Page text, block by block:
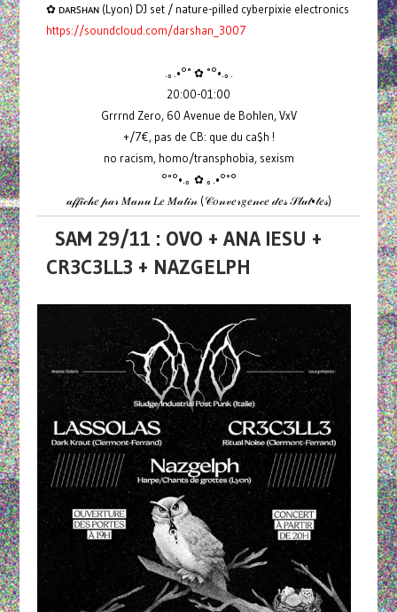
✿ ᴅᴀʀꜱʜᴀɴ (Lyon) DJ set / nature-pilled cyberpixie electronics
https://soundcloud.com/darshan_3007
.｡.•°˚ ✿ ˚°•.｡.
20:00-01:00
Grrrnd Zero, 60 Avenue de Bohlen, VxV
+/7€, pas de CB: que du ca$h !
no racism, homo/transphobia, sexism
°˚°•.｡ ✿ ｡.•°˚°
𝒶𝒻𝒻𝒾𝒸𝒽𝑒 𝓅𝒶𝓇 𝑀𝒶𝓃𝓊 𝐿𝑒 𝑀𝒶𝓉𝒾𝓃 (𝒞𝑜𝓃𝓋𝑒𝓇𝑔𝑒𝓃𝒸𝑒 𝒹𝑒𝓈 𝒮𝓁𝓊𝓉•𝓉𝑒𝓈)
SAM 29/11 : OVO + ANA IESU +
CR3C3LL3 + NAZGELPH